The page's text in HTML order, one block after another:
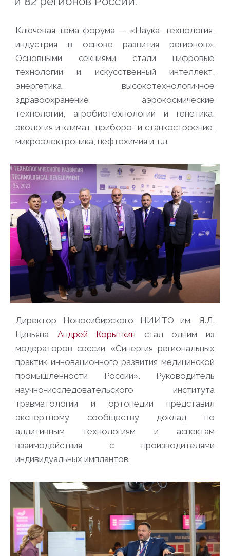
Ключевая тема форума — «Наука, технология,
индустрия в основе развития регионов».
Основными секциями стали цифровые
технологии и искусственный интеллект,
энергетика, высокотехнологичное
здравоохранение, аэрокосмические
технологии, агробиотехнологии и генетика,
экология и климат, приборо- и станкостроение,
микроэлектроника, нефтехимия и т.д.
Директор Новосибирского НИИТО им. Я.Л.
Цивьяна Андрей Корыткин стал одним из
модераторов сессии «Синергия региональных
практик инновационного развития медицинской
промышленности России». Руководитель
научно-исследовательского института
травматологии и ортопедии представил
экспертному сообществу доклад по
аддитивным технологиям и аспектам
взаимодействия с производителями
индивидуальных имплантов.